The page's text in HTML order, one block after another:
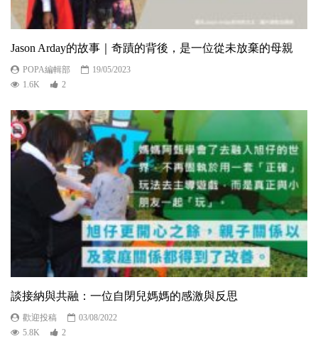
Jason Arday的故事｜奇蹟的背後，是一位從未放棄的母親
POPA編輯部
19/05/2023
1.6K
2
談接納與共融：一位自閉兒媽媽的感激與反思
歡迎投稿
03/08/2022
5.8K
2